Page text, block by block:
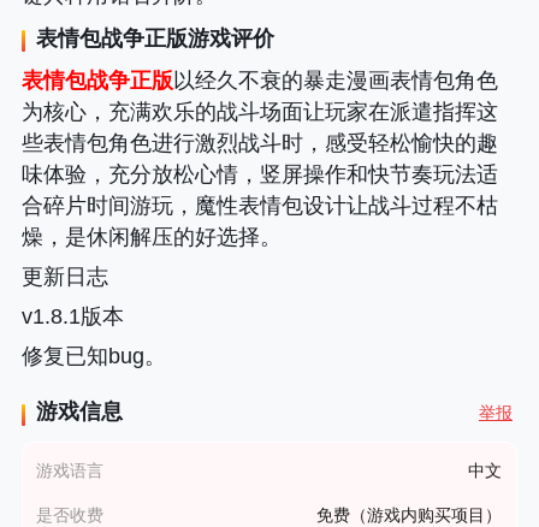
表情包战争正版游戏评价
表情包战争正版 以经久不衰的暴走漫画表情包角色
为核心，充满欢乐的战斗场面让玩家在派遣指挥这
些表情包角色进行激烈战斗时，感受轻松愉快的趣
味体验，充分放松心情，竖屏操作和快节奏玩法适
合碎片时间游玩，魔性表情包设计让战斗过程不枯
燥，是休闲解压的好选择。
更新日志
v1.8.1版本
修复已知bug。
游戏信息 举报
游戏语言 中文
是否收费 免费（游戏内购买项目）